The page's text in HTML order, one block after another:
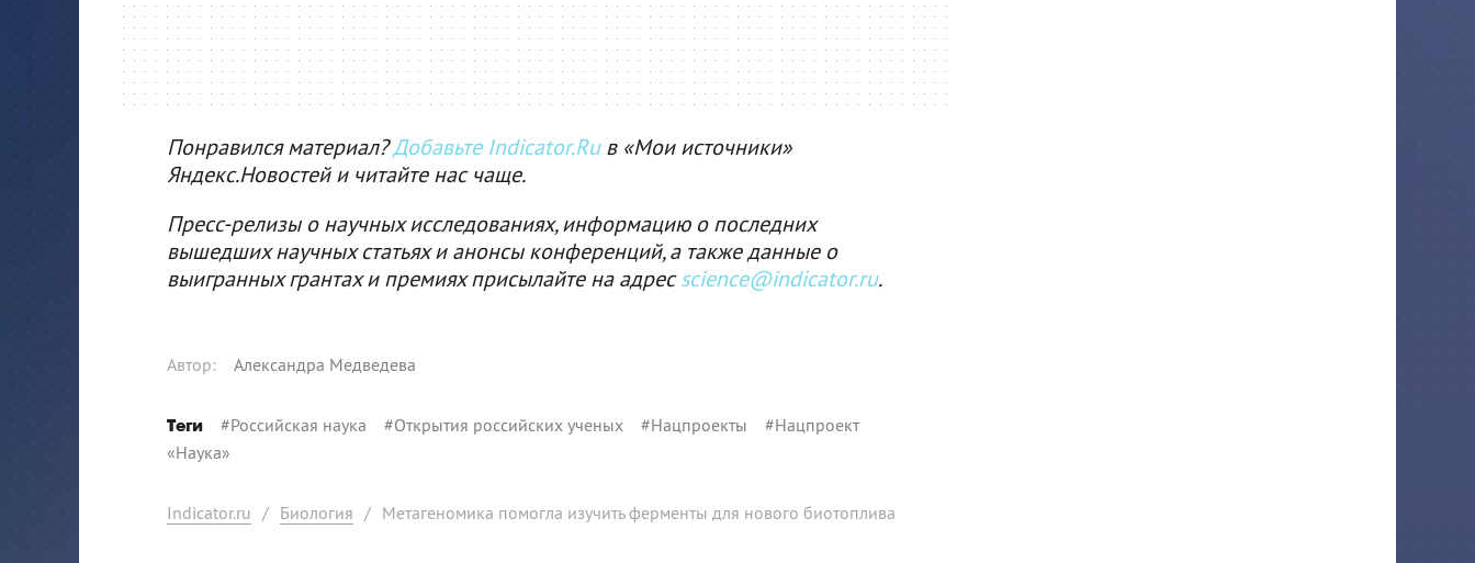
Понравился материал?Добавьте Indicator.Ruв «Мои источники»
Яндекс.Новостей и читайте нас чаще.
Пресс-релизы о научных исследованиях, информацию о последних
вышедших научных статьях и анонсы конференций, а также данные о
выигранных грантах и премиях присылайте на адресscience@indicator.ru.
Автор: Александра Медведева
Теги #Российская наука #Открытия российских ученых #Нацпроекты #Нацпроект
«Наука»
Indicator.ru / Биология / Метагеномика помогла изучить ферменты для нового биотоплива